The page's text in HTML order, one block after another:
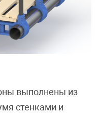
выполнены из
стенками и